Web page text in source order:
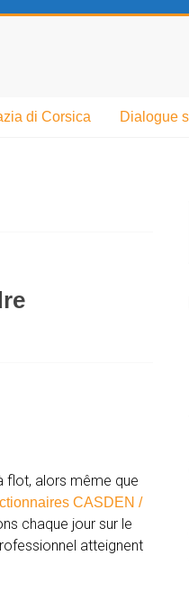
di Corsica Dialogue
flot, alors même que
CASDEN /
chaque jour sur le
atteignent